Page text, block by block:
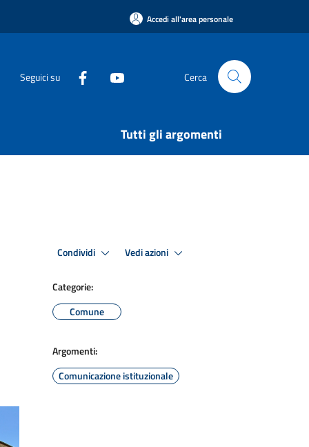
Accedi all'area personale
Seguici su Cerca
Tutti gli argomenti
Condividi Vedi azioni
Categorie:
Comune
Argomenti:
Comunicazione istituzionale